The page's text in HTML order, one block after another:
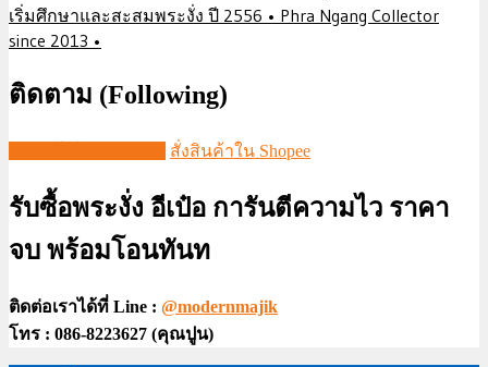
เริ่มศึกษาและสะสมพระงั่ง ปี 2556 • Phra Ngang Collector
since 2013 •
ติดตาม (Following)
สั่งสินค้าใน Shopee
รับซื้อพระงั่ง อีเป๋อ การันตีความไว ราคา
จบ พร้อมโอนทันท
ติดต่อเราได้ที่ Line : @modernmajik
โทร : 086-8223627 (คุณปูน)